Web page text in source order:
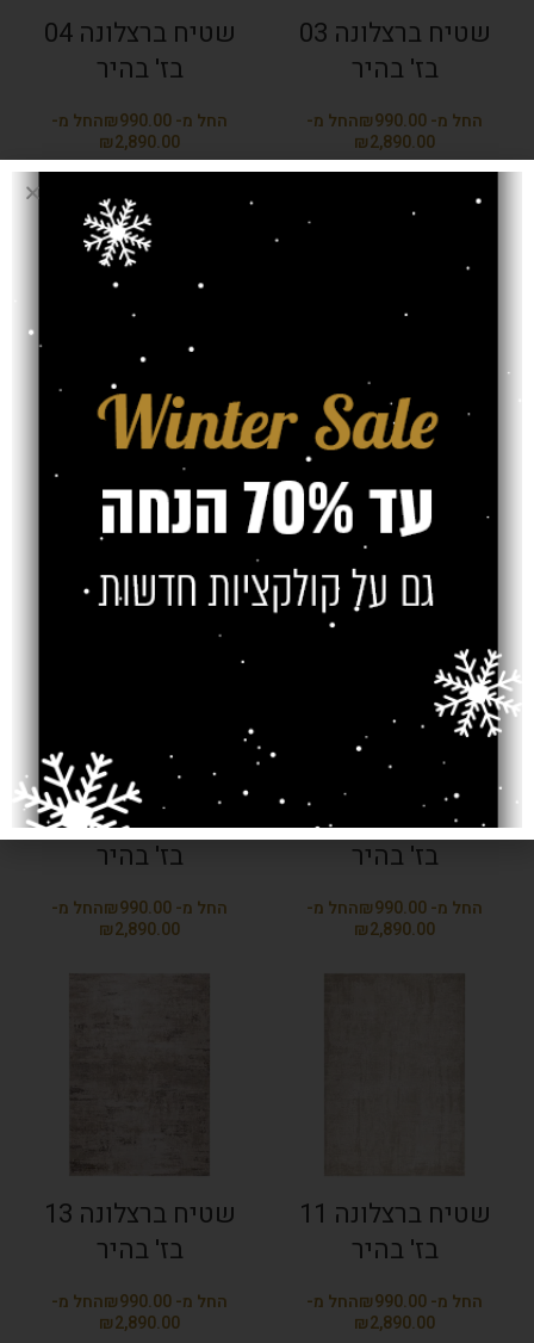
שטיח ברצלונה 03
בז' בהיר
₪
₪
שטיח ברצלונה 04
בז' בהיר
₪
₪
שטיח ברצלונה 05
בז' בהיר
בז' בהיר
₪
₪
שטיח ברצלונה 08
בז' בהיר
₪
₪
שטיח ברצלונה 09
בז' בהיר
₪
₪
שטיח ברצלונה 11
בז' בהיר
₪
₪
שטיח ברצלונה 13
בז' בהיר
₪
₪